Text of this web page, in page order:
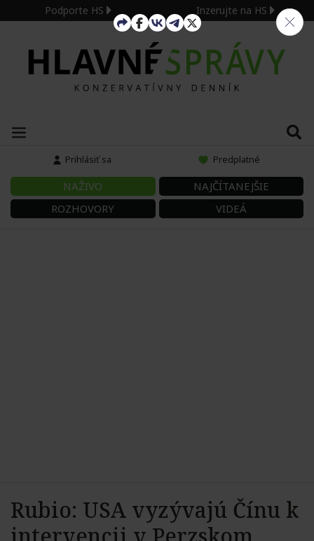
Podporte HS Inzerujte na HS
Prihlásiť sa Predplatné
NAŽIVO
NAJČÍTANEJŠIE
ROZHOVORY
VIDEÁ
Rubio: USA vyzývajú Čínu k